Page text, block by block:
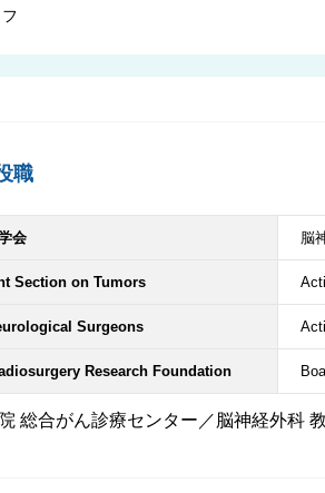
職
会 脳
Section on Tumors
Surgeons
Research Foundation
総合がん診療センター／脳神経外科